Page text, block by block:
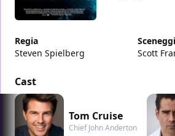
Regia
Steven Spielberg
Scott
Cast
Tom Cruise
Chief John Anderton